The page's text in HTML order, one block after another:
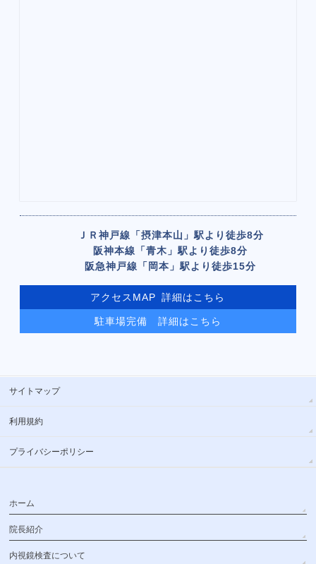
ＪＲ神戸線「摂津本山」駅より 徒歩8分
阪神本線「青木」駅より徒歩8分
阪急神戸線「岡本」駅より徒歩15分
アクセスMAP 詳細はこちら
駐車場完備 詳細はこちら
サイトマップ
利用規約
プライバシーポリシー
ホーム
院長紹介
内視鏡検査について